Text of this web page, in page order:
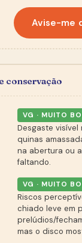
Avise-me
conservação
VG · MUITO
Desgaste
quinas
na abertura ou
faltando.
VG · MUITO
Riscos
chiado leve em
prelúdios/
mas o disco